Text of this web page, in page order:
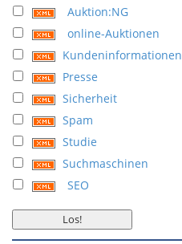
Auktion:NG
online-Auktionen
Kundeninformationen
Presse
Sicherheit
Spam
Studie
Suchmaschinen
SEO